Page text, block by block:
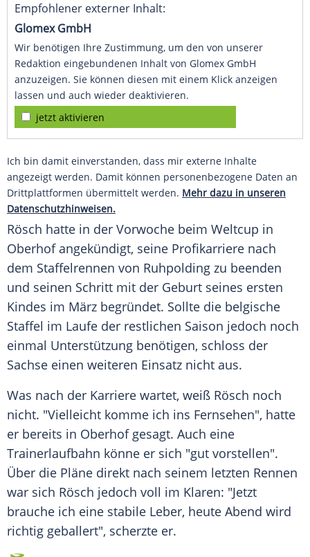
Empfohlener externer Inhalt:
Glomex GmbH
Wir benötigen Ihre Zustimmung, um den von unserer
Redaktion eingebundenen Inhalt von Glomex GmbH
anzuzeigen. Sie können diesen mit einem Klick anzeigen
lassen und auch wieder deaktivieren.
jetzt aktivieren
Ich bin damit einverstanden, dass mir externe Inhalte
angezeigt werden. Damit können personenbezogene Daten an
Drittplattformen übermittelt werden. Mehr dazu in unseren
Datenschutzhinweisen.
Rösch hatte in der Vorwoche beim Weltcup in
Oberhof angekündigt, seine Profikarriere nach
dem Staffelrennen von Ruhpolding zu beenden
und seinen Schritt mit der Geburt seines ersten
Kindes im März begründet. Sollte die belgische
Staffel im Laufe der restlichen Saison jedoch noch
einmal Unterstützung benötigen, schloss der
Sachse einen weiteren Einsatz nicht aus.
Was nach der Karriere wartet, weiß Rösch noch
nicht. "Vielleicht komme ich ins Fernsehen", hatte
er bereits in Oberhof gesagt. Auch eine
Trainerlaufbahn könne er sich "gut vorstellen".
Über die Pläne direkt nach seinem letzten Rennen
war sich Rösch jedoch voll im Klaren: "Jetzt
brauche ich eine stabile Leber, heute Abend wird
richtig geballert", scherzte er.